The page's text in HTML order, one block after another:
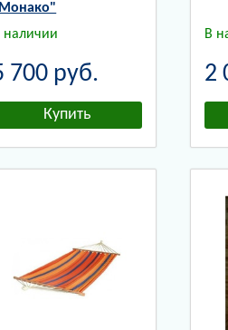
наличии
700 руб.
В
2